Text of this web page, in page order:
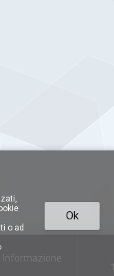
Informazione
o ad
Ok